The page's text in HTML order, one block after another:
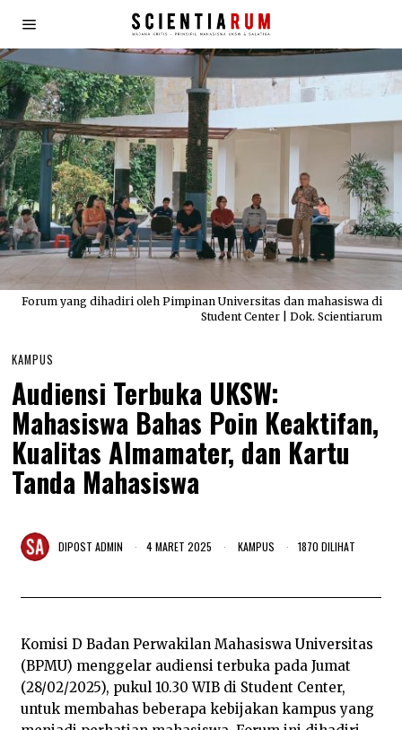
Forum yang dihadiri oleh Pimpinan Universitas dan mahasiswa di
Student Center | Dok. Scientiarum
KAMPUS
Audiensi Terbuka UKSW:
Mahasiswa Bahas Poin Keaktifan,
Kualitas Almamater, dan Kartu
Tanda Mahasiswa
DIPOST ADMIN 4 MARET 2025
2
0
2
5
KAMPUS 1870 DILIHAT
Komisi D Badan Perwakilan Mahasiswa Universitas
(BPMU) menggelar audiensi terbuka pada Jumat
(28/02/2025), pukul 10.30 WIB di Student Center,
untuk membahas beberapa kebijakan kampus yang